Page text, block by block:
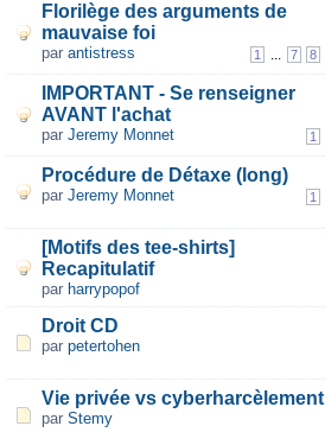
Florilège des arguments de
mauvaise foi
1 ... 7 8
par antistress
IMPORTANT - Se renseigner
AVANT l'achat
1
par Jeremy Monnet
Procédure de Détaxe (long)
1
par Jeremy Monnet
[Motifs des tee-shirts]
Recapitulatif
par harrypopof
Droit CD
par petertohen
Vie privée vs cyberharcèlement
par Stemy